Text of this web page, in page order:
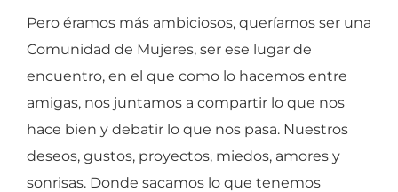
Pero éramos más ambiciosos, queríamos ser una
Comunidad de Mujeres, ser ese lugar de
encuentro, en el que como lo hacemos entre
amigas, nos juntamos a compartir lo que nos
hace bien y debatir lo que nos pasa. Nuestros
deseos, gustos, proyectos, miedos, amores y
sonrisas. Donde sacamos lo que tenemos